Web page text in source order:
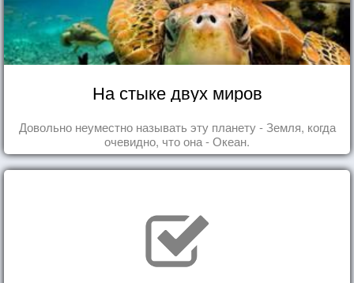
На стыке двух миров
Довольно неуместно называть эту планету - Земля, когда
очевидно, что она - Океан.